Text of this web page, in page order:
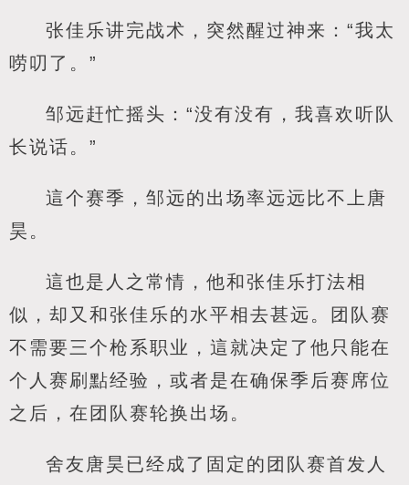
张佳乐讲完战术，突然醒过神来：“我太
唠叨了。”
邹远赶忙摇头：“没有没有，我喜欢听队
长说话。”
這个赛季，邹远的出场率远远比不上唐
昊。
這也是人之常情，他和张佳乐打法相
似，却又和张佳乐的水平相去甚远。团队赛
不需要三个枪系职业，這就决定了他只能在
个人赛刷點经验，或者是在确保季后赛席位
之后，在团队赛轮换出场。
舍友唐昊已经成了固定的团队赛首发人